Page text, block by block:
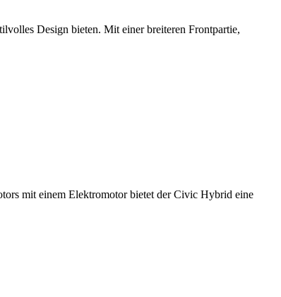
Design bieten. Mit einer breiteren Frontpartie,
mit einem Elektromotor bietet der Civic Hybrid eine